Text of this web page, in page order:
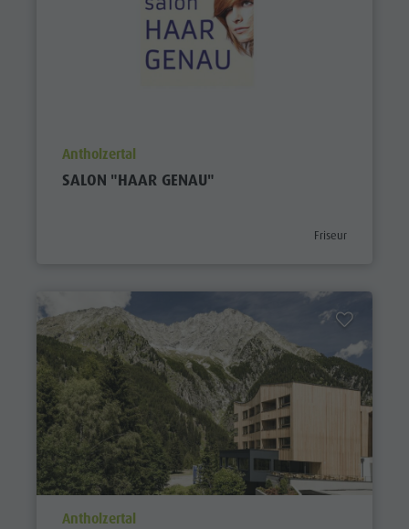
aria.poi_location_prefix
Antholzertal
SALON "HAAR GENAU"
Friseur
aria.poi_location_prefix
Antholzertal